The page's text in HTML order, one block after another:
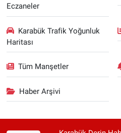
Eczaneler
Karabük Trafik Yoğunluk
Haritası
Tüm Manşetler
Haber Arşivi